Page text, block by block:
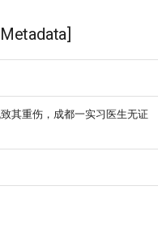
其重伤，成都一实习医生无证